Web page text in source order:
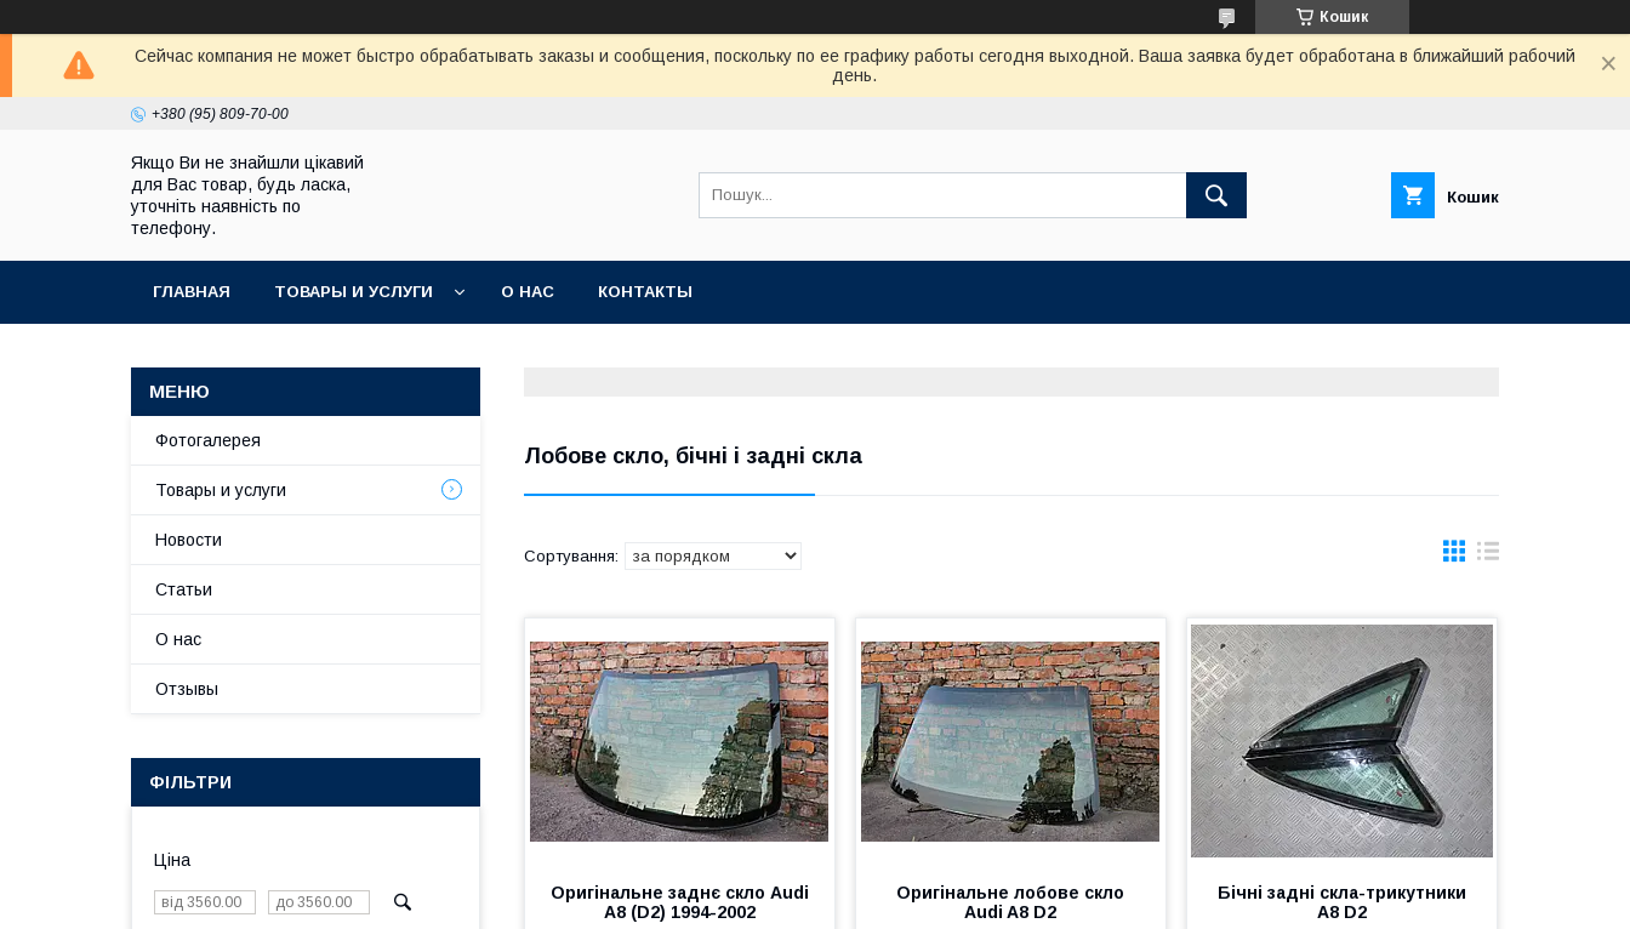
Кошик
Сейчас компания не может быстро обрабатывать заказы и сообщения, поскольку по ее графику работы сегодня выходной. Ваша заявка будет обработана в ближайший рабочий
день.
+380 (95) 809-70-00
Якщо Ви не знайшли цікавий
для Вас товар, будь ласка,
уточніть наявність по
телефону.
Кошик
ГЛАВНАЯ ТОВАРЫ И УСЛУГИ О НАС КОНТАКТЫ
Лобове скло, бічні і задні скла
Оригінальне заднє скло Audi
A8 (D2) 1994-2002
Оригінальне лобове скло
Audi A8 D2
Бічні задні скла-трикутники
A8 D2
Фотогалерея
Товары и услуги
Новости
Статьи
О нас
Отзывы
ФІЛЬТРИ
Ціна